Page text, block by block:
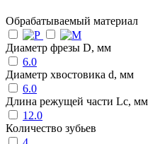
Обрабатываемый материал
Диаметр фрезы D, мм
6.0
Диаметр хвостовика d, мм
6.0
Длина режущей части Lc, мм
12.0
Количество зубьев